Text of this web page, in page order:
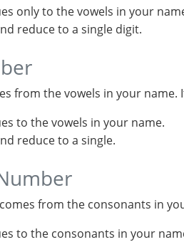
only to the vowels in your
reduce to a single digit.
from the vowels in your
to the vowels in your name.
reduce to a single.
from the consonants in
to the consonants in your